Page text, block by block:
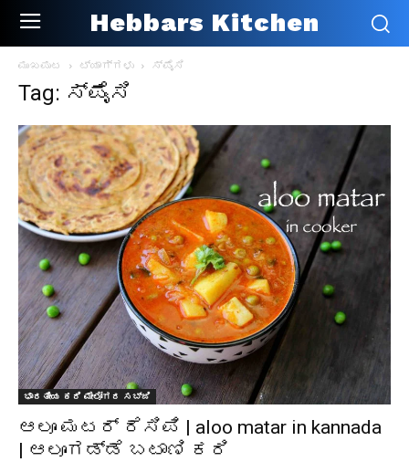
Hebbars Kitchen
ಮುಖಪುಟ ಟ್ಯಾಗ್ಗಳು ಸ್ಪೈಸಿ
Tag: ಸ್ಪೈಸಿ
ಭಾರತೀಯ ಕರಿ ಮೇಲೋಗರ ಸಬ್ಜಿ
ಆಲೂ ಮಟರ್ ರೆಸಿಪಿ | aloo matar in kannada
| ಆಲೂಗಡ್ಡೆ ಬಟಾಣಿ ಕರಿ